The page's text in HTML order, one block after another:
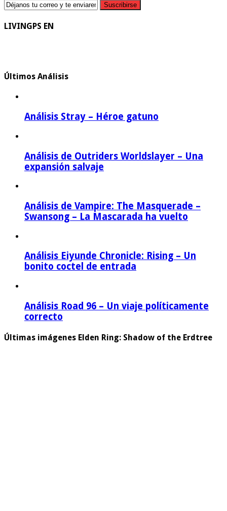
LIVINGPS EN
Últimos Análisis
Análisis Stray – Héroe gatuno
Análisis de Outriders Worldslayer – Una
expansión salvaje
Análisis de Vampire: The Masquerade –
Swansong – La Mascarada ha vuelto
Análisis Eiyunde Chronicle: Rising – Un
bonito coctel de entrada
Análisis Road 96 – Un viaje políticamente
correcto
Últimas imágenes Elden Ring: Shadow of the Erdtree